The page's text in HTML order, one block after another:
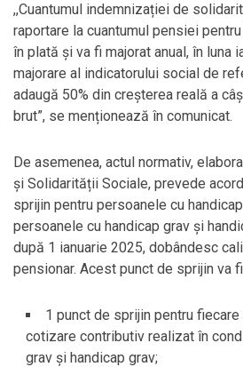
,,Cuantumul indemnizației de
raportare la cuantumul pensiei
în plată și va fi majorat anual, în luna
majorare al indicatorului social de
adaugă 50% din creșterea reală a
brut”, se menționează în comunicat.
De asemenea, actul normativ,
și Solidarității Sociale, prevede
sprijin pentru persoanele cu
persoanele cu handicap grav și
după 1 ianuarie 2025, dobândesc
pensionar. Acest punct de sprijin va
1 punct de sprijin pentru
cotizare contributiv realizat în
grav și handicap grav;